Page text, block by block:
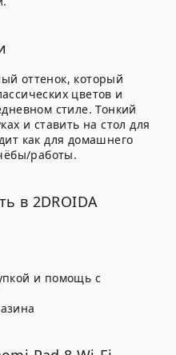
оттенок, который
цветов и
стиле. Тонкий
и ставить на стол для
как для домашнего
работы.
в 2DROIDA
и помощь с